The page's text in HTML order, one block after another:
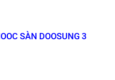
SÀN DOOSUNG 3